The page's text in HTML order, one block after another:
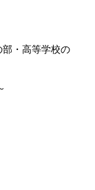
・高等学校の